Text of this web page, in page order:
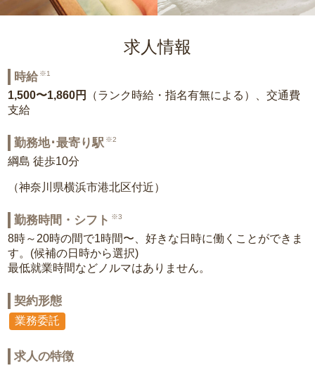
求人情報
時給 ※1
1,500〜1,860円
（ランク時給・指名有無による）、交通費
支給
勤務地･最寄り駅 ※2
綱島 徒歩10分
（神奈川県横浜市港北区付近）
勤務時間・シフト ※3
8時～20時の間で1時間〜、好きな日時に働くことができま
す。(候補の日時から選択)
最低就業時間などノルマはありません。
契約形態
業務委託
求人の特徴